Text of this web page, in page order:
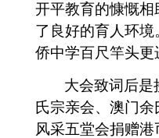
开平教育的慷慨
了良好的育人环
侨中学百尺竿头
大会致词后是
氏宗亲会、澳门余
风采五堂会捐赠港